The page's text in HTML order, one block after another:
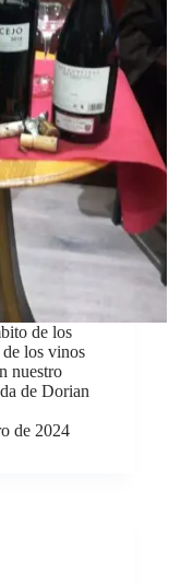
de los
los vinos
nuestro
de Dorian
de 2024